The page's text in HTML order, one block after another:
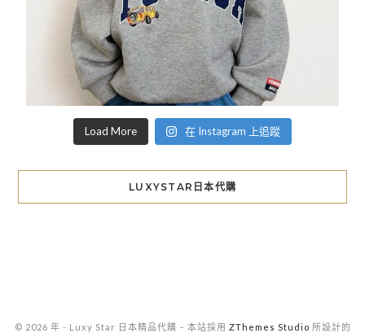
Load More 在 Instagram 上追蹤
LUXYSTAR日本代購
© 2026 年 - Luxy Star 日本精品代購 – 本站採用 ZThemes Studio 所設計的